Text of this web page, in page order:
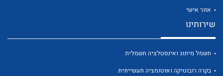
אזור אישי
שירותינו
חשמל מיתוג ואינסטלציה חשמלית
בקרה רובוטיקה ואוטומציה תעשייתית